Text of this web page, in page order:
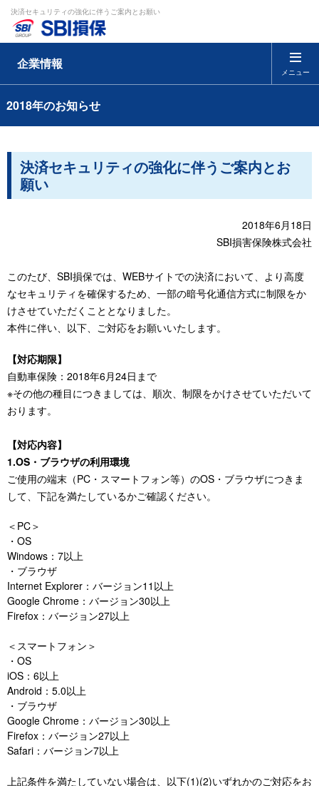
決済セキュリティの強化に伴うご案内とお願い
メニュー
企業情報
2018年のお知らせ
決済セキュリティの強化に伴うご案内とお
願い
2018年6月18日
SBI損害保険株式会社
このたび、SBI損保では、WEBサイトでの決済において、より高度
なセキュリティを確保するため、一部の暗号化通信方式に制限をか
けさせていただくこととなりました。
本件に伴い、以下、ご対応をお願いいたします。
【対応期限】
自動車保険：2018年6月24日まで
※その他の種目につきましては、順次、制限をかけさせていただいて
おります。
【対応内容】
1.OS・ブラウザの利用環境
ご使用の端末（PC・スマートフォン等）のOS・ブラウザにつきま
して、下記を満たしているかご確認ください。
＜PC＞
・OS
Windows：7以上
・ブラウザ
Internet Explorer：バージョン11以上
Google Chrome：バージョン30以上
Firefox：バージョン27以上
＜スマートフォン＞
・OS
iOS：6以上
Android：5.0以上
・ブラウザ
Google Chrome：バージョン30以上
Firefox：バージョン27以上
Safari：バージョン7以上
上記条件を満たしていない場合は、以下(1)(2)いずれかのご対応をお